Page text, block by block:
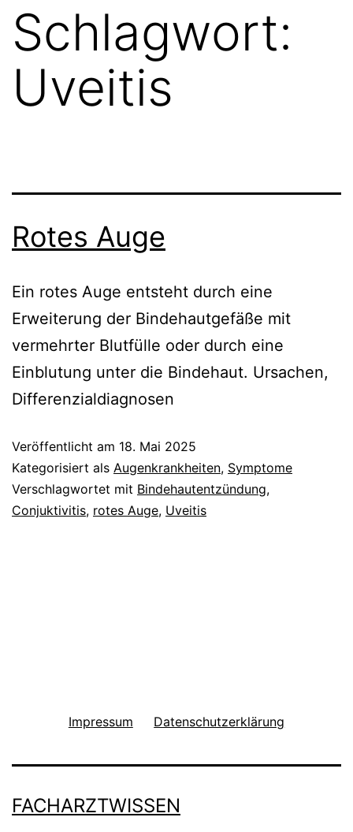
Schlagwort:
Uveitis
Rotes Auge
Ein rotes Auge entsteht durch eine
Erweiterung der Bindehautgefäße mit
vermehrter Blutfülle oder durch eine
Einblutung unter die Bindehaut. Ursachen,
Differenzialdiagnosen
Veröffentlicht am 18. Mai 2025
Kategorisiert als Augenkrankheiten, Symptome
Verschlagwortet mit Bindehautentzündung,
Conjuktivitis, rotes Auge, Uveitis
Impressum Datenschutzerklärung
FACHARZTWISSEN